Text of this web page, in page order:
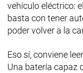
vehículo eléctrico:
basta con tener
poder volver a la
Eso sí, conviene
Una batería capaz